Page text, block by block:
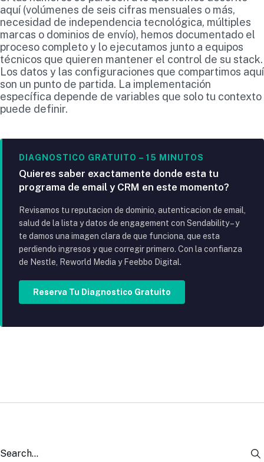
aquí (volúmenes de seis cifras mensuales o más,
necesidad de independencia tecnológica, múltiples
marcas o dominios de envío), hemos documentado el
proceso completo y lo ejecutamos junto a equipos
técnicos que quieren mantener el control de su stack.
Los datos y las configuraciones que compartimos aquí
son un punto de partida. La implementación
específica depende de variables que solo tu contexto
puede definir.
DIAGNOSTICO GRATUITO – 15 MINUTOS
Quieres saber exactamente donde esta tu
programa de email y CRM en este momento?
Revisamos tu reputacion de dominio, autenticacion de email,
salud de la lista y datos de engagement con Sendability – y
te damos una imagen clara de que funciona, que esta
perdiendo ingresos y que corregir primero. Con la confianza
de Nestle, Reworld Media y Feebbo Digital.
Reserva Tu Diagnostico Gratuito